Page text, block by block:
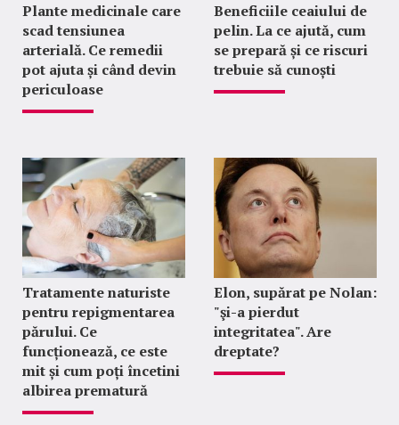
Plante medicinale care
scad tensiunea
arterială. Ce remedii
pot ajuta și când devin
periculoase
Beneficiile ceaiului de
pelin. La ce ajută, cum
se prepară și ce riscuri
trebuie să cunoști
Tratamente naturiste
pentru repigmentarea
părului. Ce
funcționează, ce este
mit și cum poți încetini
albirea prematură
Elon, supărat pe Nolan:
"şi-a pierdut
integritatea". Are
dreptate?